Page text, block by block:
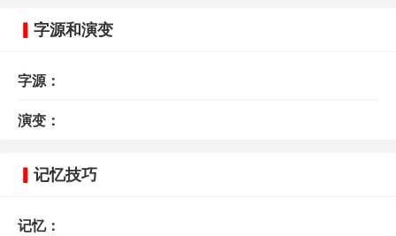
字源和演变
字源：
演变：
记忆技巧
记忆：